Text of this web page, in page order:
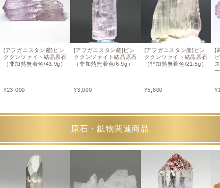
[アフガニスタン産]ピン
ククンツァイト結晶原石
（非加熱無着色/43.9g）
¥23,000
[アフガニスタン産]ピン
ククンツァイト結晶原石
（非加熱無着色/6.9g）
¥3,000
[アフガニスタン産]ピン
ククンツァイト結晶原石
（非加熱無着色/21.5g）
¥5,800
[
¥
原石・鉱物関連商品